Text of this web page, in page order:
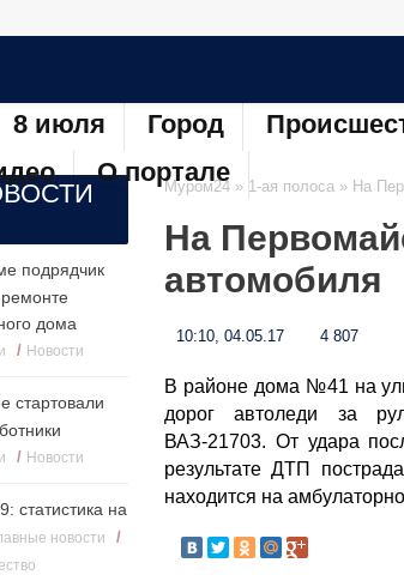
8 июля Город
О портале
подрядчик
дома
/ Новости
стартовали
/ Новости
статистика на
новости /
Муром24 » 1-ая полоса » На
На
автомобиля
10:10, 04.05.17 4 807
В районе дома №41 на
дорог автоледи за
ВАЗ-21703. От удара
результате ДТП
находится на